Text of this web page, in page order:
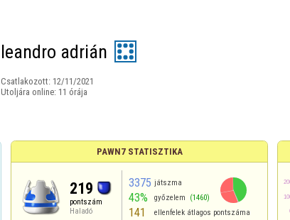
leandro adrián
Csatlakozott: 12/11/2021
Utoljára online: 11 órája
PAWN7 STATISZTIKA
219
pontszám
Haladó
3375 játszma
43% győzelem (1460)
141 ellenfelek átlagos pontszáma